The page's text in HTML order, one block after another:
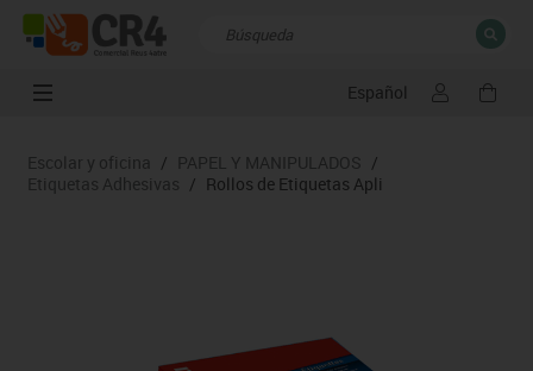
Español
Resultados de la búsqueda CERRAR
Escolar y oficina / PAPEL Y MANIPULADOS /
Etiquetas Adhesivas / Rollos de Etiquetas Apli